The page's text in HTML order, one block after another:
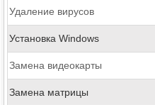
Удаление вирусов
Установка Windows
Замена видеокарты
Замена матрицы